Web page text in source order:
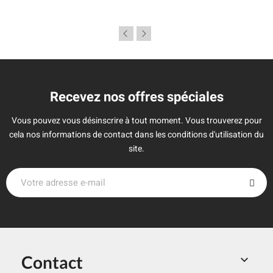
Recevez nos offres spéciales
Vous pouvez vous désinscrire à tout moment. Vous trouverez pour
cela nos informations de contact dans les conditions d'utilisation du
site.

Contact